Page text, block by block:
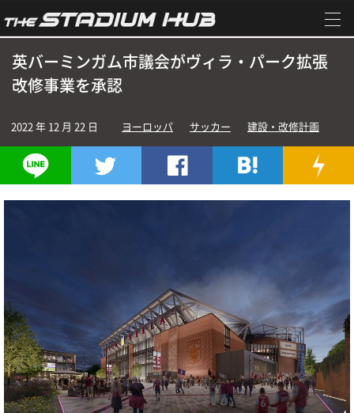
英バーミンガム市議会がヴィラ・パーク拡張
改修事業を承認
2022 年 12 月 22 日 ヨーロッパ サッカー 建設・改修計画